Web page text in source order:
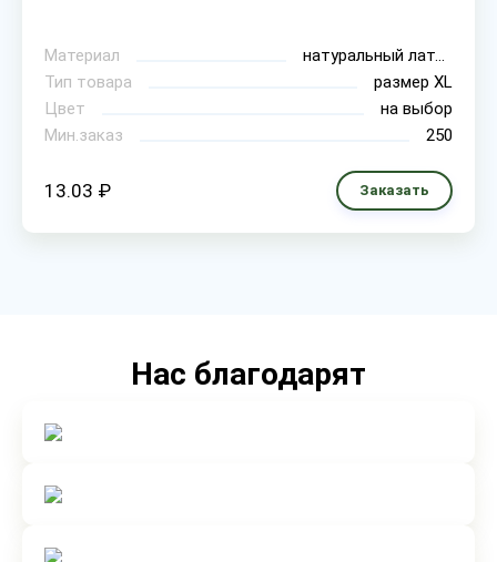
Материал
натуральный латекс
Тип товара
размер XL
Цвет
на выбор
Мин.заказ
250
13.03 ₽ Заказать
Нас благодарят